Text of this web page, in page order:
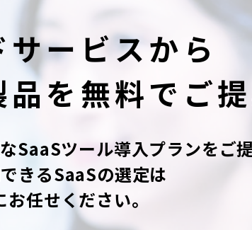
ービスから
を無料でご提
SaaSツール導入プランをご提
きるSaaSの選定は
任せください。